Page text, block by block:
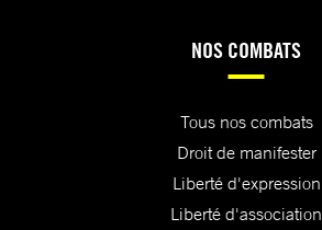
NOS COMBATS
Tous nos combats
Droit de manifester
Liberté d'expression
Liberté d'association